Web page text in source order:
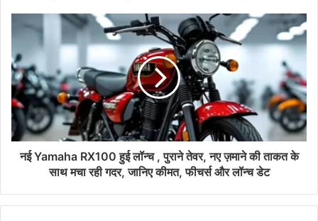
नई Yamaha RX100 हुई लॉन्च , पुराने तेवर, नए ज़माने की ताकत के
साथ मचा रही गदर, जानिए कीमत, फीचर्स और लॉन्च डेट